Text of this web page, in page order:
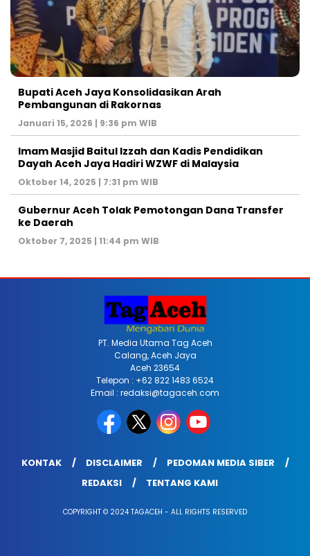
Bupati Aceh Jaya Konsolidasikan Arah
Pembangunan di Rakornas
Januari 15, 2026 | 9:36 pm WIB
Imam Masjid Baitul Izzah dan Kadis Pendidikan
Dayah Aceh Jaya Hadiri WZWF di Malaysia
Oktober 14, 2025 | 7:31 pm WIB
Gubernur Aceh Tolak Pemotongan Dana Transfer
ke Daerah
Oktober 7, 2025 | 11:44 pm WIB
PT. Media Utama Tag Aceh
Calang, Aceh Jaya
Aceh 23654
Telepon : +62 822 1483 6524
Email : redaksi@tagaceh.com
KONTAK DISCLAIMER
PEDOMAN MEDIA SIBER
REDAKSI
TENTANG KAMI
COPYRIGHT © 2024 TAGACEH - ALL RIGHTS RESERVED